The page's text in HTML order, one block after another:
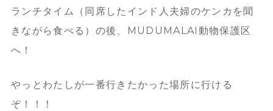
ランチタイム（同席したインド人夫婦のケンカを聞
きながら食べる）の後、MUDUMALAI動物保護区
へ！
やっとわたしが一番行きたかった場所に行ける
ぞ！！！